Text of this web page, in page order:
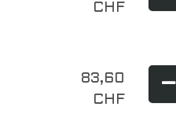
CHF
83,60
CHF